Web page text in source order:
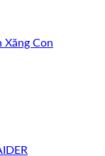
Xăng Con